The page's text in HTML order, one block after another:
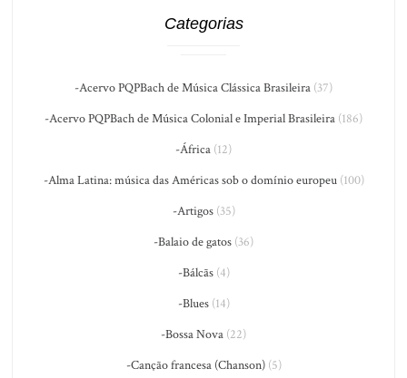
Categorias
-Acervo PQPBach de Música Clássica Brasileira (37)
-Acervo PQPBach de Música Colonial e Imperial Brasileira (186)
-África (12)
-Alma Latina: música das Américas sob o domínio europeu(100)
-Artigos(35)
-Balaio de gatos (36)
-Bálcãs(4)
-Blues(14)
-Bossa Nova (22)
-Canção francesa (Chanson)(5)